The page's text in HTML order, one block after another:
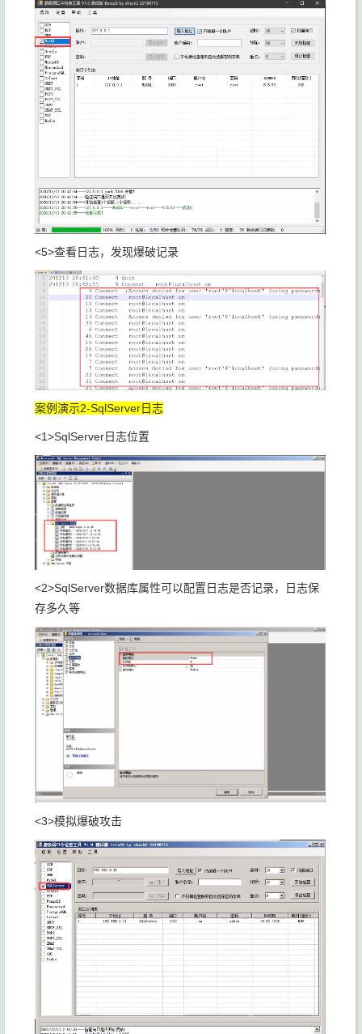
<5>查看日志，发现爆破记录
案例演示2-SqlServer日志
<1>SqlServer日志位置
<2>SqlServer数据库属性可以配置日志是否记录，日志保
存多久等
<3>模拟爆破攻击